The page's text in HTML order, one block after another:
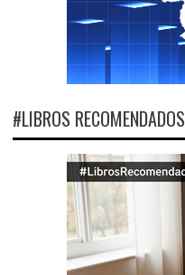
#LIBROS RECOMENDADOS